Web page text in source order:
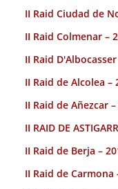
II Raid Ciudad de
II Raid Colmenar –
II Raid D'Albocasser
II Raid de Alcolea –
II Raid de Añezcar
II RAID DE
II Raid de Berja –
II Raid de Carmona